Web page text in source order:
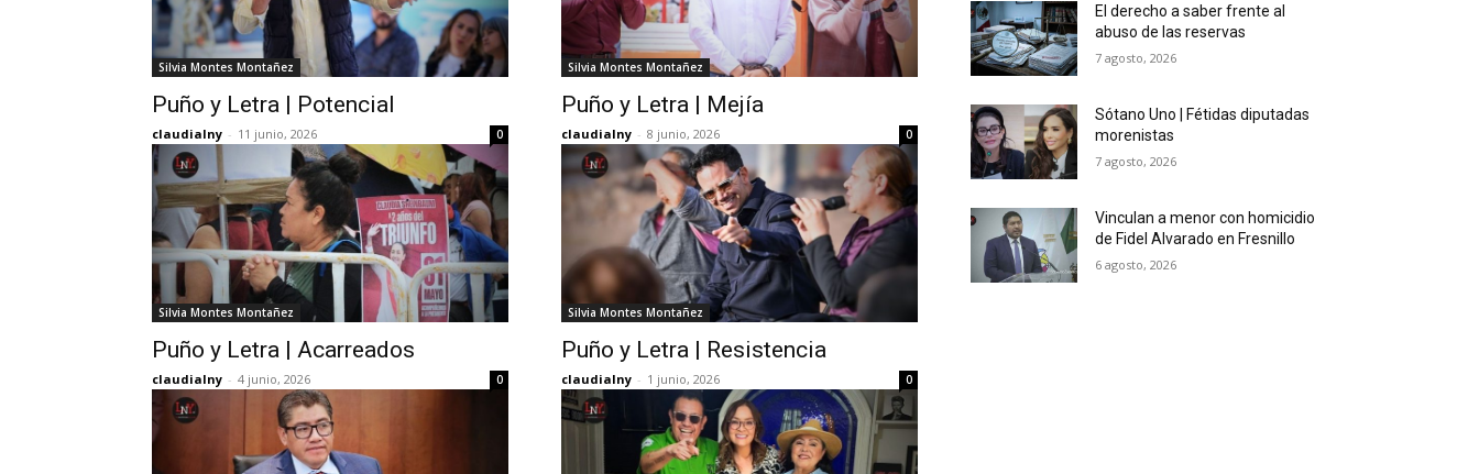
Silvia Montes Montañez
Puño y Letra | Potencial
claudialny - 11 junio, 2026 0
Silvia Montes Montañez
Puño y Letra | Mejía
claudialny - 8 junio, 2026 0
Silvia Montes Montañez
Puño y Letra | Acarreados
claudialny - 4 junio, 2026 0
Silvia Montes Montañez
Puño y Letra | Resistencia
claudialny - 1 junio, 2026 0
El derecho a saber frente al
abuso de las reservas
7 agosto, 2026
Sótano Uno | Fétidas diputadas
morenistas
7 agosto, 2026
Vinculan a menor con homicidio
de Fidel Alvarado en Fresnillo
6 agosto, 2026